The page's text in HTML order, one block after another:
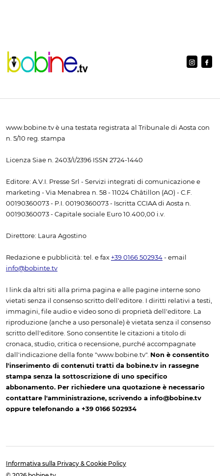
www.bobine.tv è una testata registrata al Tribunale di Aosta con
n. 5/10 reg. stampa
Licenza Siae n. 2403/I/2396 ISSN 2724-1440
Editore: A.V.I. Presse Srl - Servizi integrati di comunicazione e
marketing - Via Menabrea n. 58 - 11024 Châtillon (AO) - C.F.
00190360073 - P.I. 00190360073 - Iscritta CCIAA di Aosta n.
00190360073 - Capitale sociale Euro 10.400,00 i.v.
Direttore: Laura Agostino
Redazione e pubblicità: tel. e fax +39 0166 502934 - email
info@bobinte.tv
I link da altri siti alla prima pagina e alle pagine interne sono
vietati senza il consenso scritto dell'editore. I diritti relativi a testi,
immagini, file audio e video sono di proprietà dell'editore. La
riproduzione (anche a uso personale) è vietata senza il consenso
scritto dell'editore. Sono consentite le citazioni a titolo di
cronaca, studio, critica o recensione, purché accompagnate
dall'indicazione della fonte "www.bobine.tv". Non è consentito
l'inserimento di contenuti tratti da bobine.tv in rassegne
stampa senza la sottoscrizione di uno specifico
abbonamento. Per richiedere una quotazione è necessario
contattare l'amministrazione, scrivendo a info@bobine.tv
oppure telefonando a +39 0166 502934
Informativa sulla Privacy & Cookie Policy